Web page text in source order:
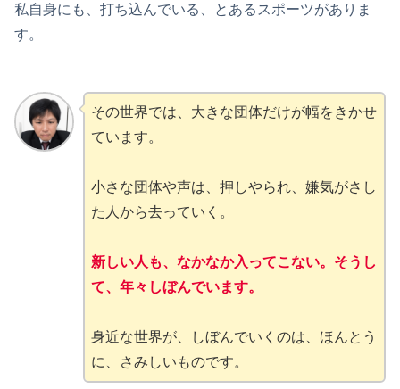
私自身にも、打ち込んでいる、とあるスポーツがありま
す。
その世界では、大きな団体だけが幅をきかせ
ています。
小さな団体や声は、押しやられ、嫌気がさし
た人から去っていく。
新しい人も、なかなか入ってこない。そうし
て、年々しぼんでいます。
身近な世界が、しぼんでいくのは、ほんとう
に、さみしいものです。